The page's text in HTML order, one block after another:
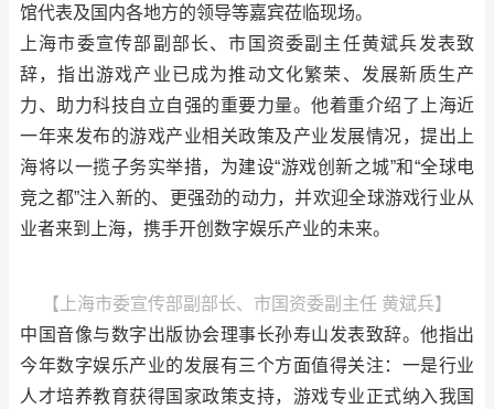
馆代表及国内各地方的领导等嘉宾莅临现场。
上海市委宣传部副部长、市国资委副主任黄斌兵发表致
辞，指出游戏产业已成为推动文化繁荣、发展新质生产
力、助力科技自立自强的重要力量。他着重介绍了上海近
一年来发布的游戏产业相关政策及产业发展情况，提出上
海将以一揽子务实举措，为建设“游戏创新之城”和“全球电
竞之都”注入新的、更强劲的动力，并欢迎全球游戏行业从
业者来到上海，携手开创数字娱乐产业的未来。
【上海市委宣传部副部长、市国资委副主任 黄斌兵】
中国音像与数字出版协会理事长孙寿山发表致辞。他指出
今年数字娱乐产业的发展有三个方面值得关注：一是行业
人才培养教育获得国家政策支持，游戏专业正式纳入我国